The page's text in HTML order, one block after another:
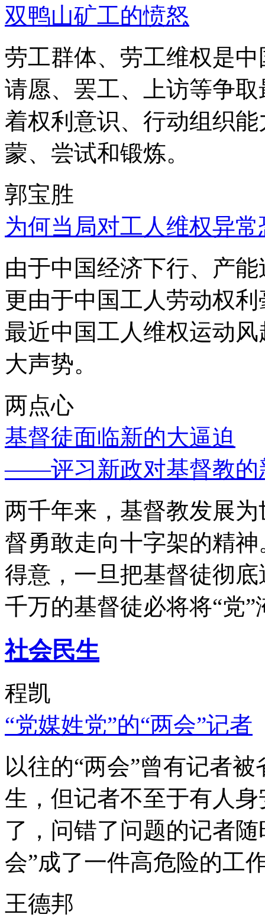
双鸭山矿工的愤怒
劳工群体、劳工维权是
请愿、罢工、上访等争
着权利意识、行动组织
蒙、尝试和锻炼。
郭宝胜
为何当局对工人维权异
由于中国经济下行、产
更由于中国工人劳动权
最近中国工人维权运动
大声势。
两点心
基督徒面临新的大逼迫
——评习新政对基督教的
两千年来，基督教发展
督勇敢走向十字架的精
得意，一旦把基督徒彻
千万的基督徒必将将“党”
社会民生
程凯
“党媒姓党”的“两会”记者
以往的“两会”曾有记者
生，但记者不至于有人
了，问错了问题的记者
会”成了一件高危险的工
王德邦